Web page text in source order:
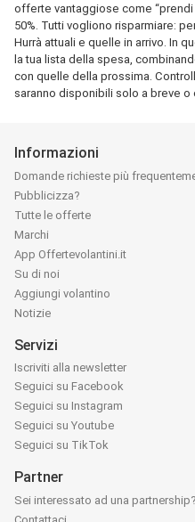
offerte vantaggiose come “prendi
50%. Tutti vogliono risparmiare:
Hurrà attuali e quelle in arrivo. In
la tua lista della spesa,
con quelle della prossima.
saranno disponibili solo a breve o
Informazioni
Domande richieste più
Pubblicizza?
Tutte le offerte
Marchi
App Offertevolantini.it
Su di noi
Aggiungi volantino
Notizie
Servizi
Iscriviti alla newsletter
Seguici su Facebook
Seguici su Instagram
Seguici su Youtube
Seguici su TikTok
Partner
Sei interessato ad una partnership?